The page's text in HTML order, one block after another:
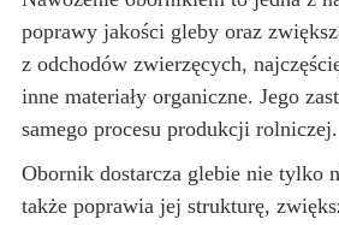
poprawy jakości gleby oraz
z odchodów zwierzęcych,
inne materiały organiczne. Jego
samego procesu produkcji rolniczej.
Obornik dostarcza glebie nie tylko
także poprawia jej strukturę,